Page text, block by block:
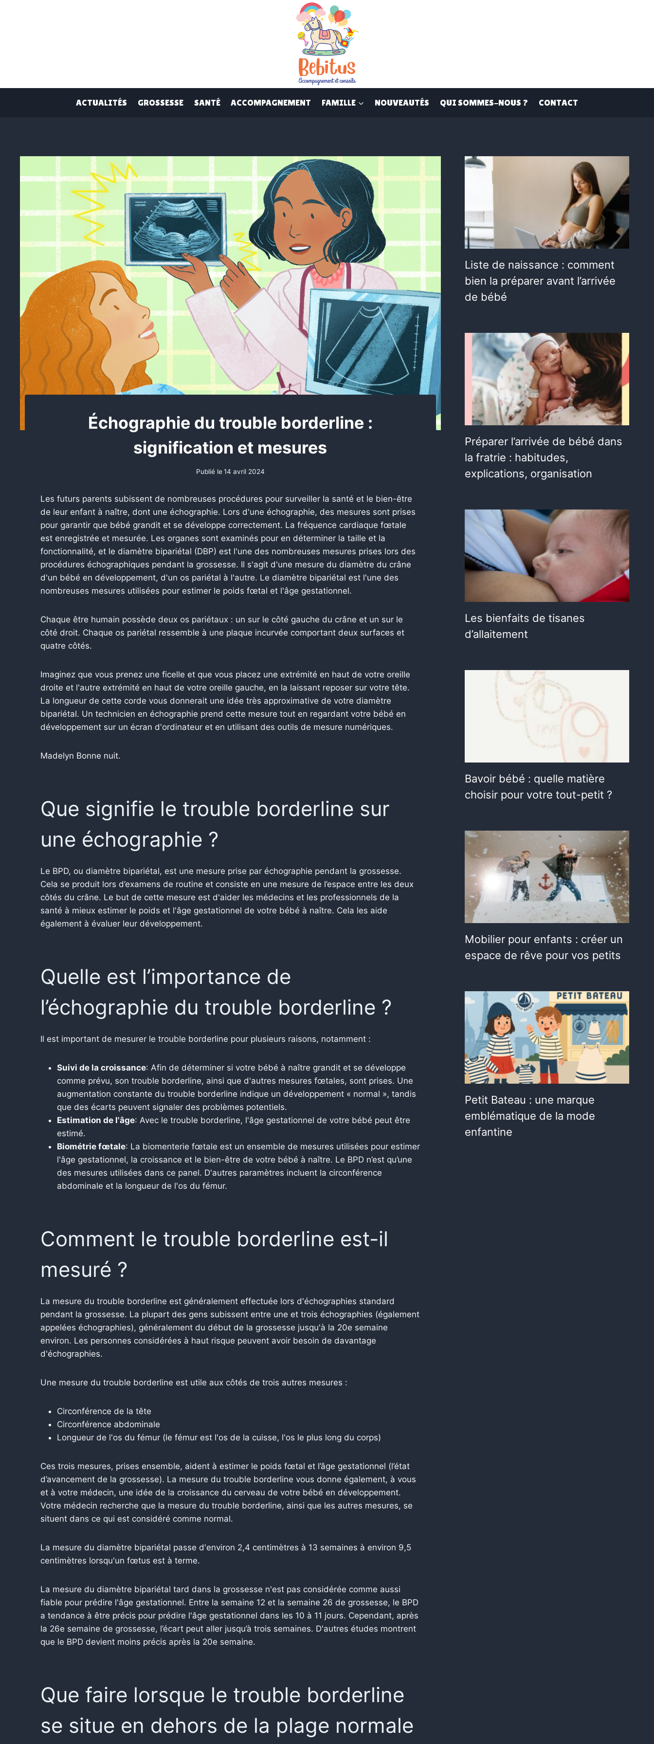
ACTUALITÉS GROSSESSE SANTÉ ACCOMPAGNEMENT FAMILLE NOUVEAUTÉS QUI SOMMES-NOUS ? CONTACT
Échographie du trouble borderline :
signification et mesures
Publié le 14 avril 2024
Les futurs parents subissent de nombreuses procédures pour surveiller la santé et le bien-être
de leur enfant à naître, dont une échographie. Lors d'une échographie, des mesures sont prises
pour garantir que bébé grandit et se développe correctement. La fréquence cardiaque fœtale
est enregistrée et mesurée. Les organes sont examinés pour en déterminer la taille et la
fonctionnalité, et le diamètre bipariétal (DBP) est l'une des nombreuses mesures prises lors des
procédures échographiques pendant la grossesse. Il s'agit d'une mesure du diamètre du crâne
d'un bébé en développement, d'un os pariétal à l'autre. Le diamètre bipariétal est l'une des
nombreuses mesures utilisées pour estimer le poids fœtal et l'âge gestationnel.
Chaque être humain possède deux os pariétaux : un sur le côté gauche du crâne et un sur le
côté droit. Chaque os pariétal ressemble à une plaque incurvée comportant deux surfaces et
quatre côtés.
Imaginez que vous prenez une ficelle et que vous placez une extrémité en haut de votre oreille
droite et l'autre extrémité en haut de votre oreille gauche, en la laissant reposer sur votre tête.
La longueur de cette corde vous donnerait une idée très approximative de votre diamètre
bipariétal. Un technicien en échographie prend cette mesure tout en regardant votre bébé en
développement sur un écran d'ordinateur et en utilisant des outils de mesure numériques.
Madelyn Bonne nuit.
Que signifie le trouble borderline sur
une échographie ?
Le BPD, ou diamètre bipariétal, est une mesure prise par échographie pendant la grossesse.
Cela se produit lors d’examens de routine et consiste en une mesure de l’espace entre les deux
côtés du crâne. Le but de cette mesure est d'aider les médecins et les professionnels de la
santé à mieux estimer le poids et l'âge gestationnel de votre bébé à naître. Cela les aide
également à évaluer leur développement.
Quelle est l’importance de
l’échographie du trouble borderline ?
Il est important de mesurer le trouble borderline pour plusieurs raisons, notamment :
Suivi de la croissance: Afin de déterminer si votre bébé à naître grandit et se développe
comme prévu, son trouble borderline, ainsi que d'autres mesures fœtales, sont prises. Une
augmentation constante du trouble borderline indique un développement « normal », tandis
que des écarts peuvent signaler des problèmes potentiels.
Estimation de l'âge: Avec le trouble borderline, l'âge gestationnel de votre bébé peut être
estimé.
Biométrie fœtale: La biomenterie fœtale est un ensemble de mesures utilisées pour estimer
l'âge gestationnel, la croissance et le bien-être de votre bébé à naître. Le BPD n’est qu’une
des mesures utilisées dans ce panel. D'autres paramètres incluent la circonférence
abdominale et la longueur de l'os du fémur.
Comment le trouble borderline est-il
mesuré ?
La mesure du trouble borderline est généralement effectuée lors d'échographies standard
pendant la grossesse. La plupart des gens subissent entre une et trois échographies (également
appelées échographies), généralement du début de la grossesse jusqu'à la 20e semaine
environ. Les personnes considérées à haut risque peuvent avoir besoin de davantage
d'échographies.
Une mesure du trouble borderline est utile aux côtés de trois autres mesures :
Circonférence de la tête
Circonférence abdominale
Longueur de l'os du fémur (le fémur est l'os de la cuisse, l'os le plus long du corps)
Ces trois mesures, prises ensemble, aident à estimer le poids fœtal et l’âge gestationnel (l’état
d’avancement de la grossesse). La mesure du trouble borderline vous donne également, à vous
et à votre médecin, une idée de la croissance du cerveau de votre bébé en développement.
Votre médecin recherche que la mesure du trouble borderline, ainsi que les autres mesures, se
situent dans ce qui est considéré comme normal.
La mesure du diamètre bipariétal passe d'environ 2,4 centimètres à 13 semaines à environ 9,5
centimètres lorsqu'un fœtus est à terme.
La mesure du diamètre bipariétal tard dans la grossesse n'est pas considérée comme aussi
fiable pour prédire l'âge gestationnel. Entre la semaine 12 et la semaine 26 de grossesse, le BPD
a tendance à être précis pour prédire l'âge gestationnel dans les 10 à 11 jours. Cependant, après
la 26e semaine de grossesse, l’écart peut aller jusqu’à trois semaines. D'autres études montrent
que le BPD devient moins précis après la 20e semaine.
Que faire lorsque le trouble borderline
se situe en dehors de la plage normale
Liste de naissance : comment
bien la préparer avant l’arrivée
de bébé
Préparer l’arrivée de bébé dans
la fratrie : habitudes,
explications, organisation
Les bienfaits de tisanes
d’allaitement
Bavoir bébé : quelle matière
choisir pour votre tout-petit ?
Mobilier pour enfants : créer un
espace de rêve pour vos petits
Petit Bateau : une marque
emblématique de la mode
enfantine